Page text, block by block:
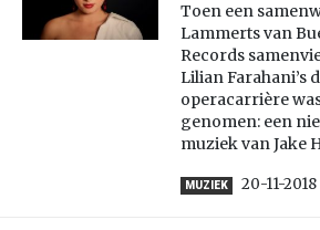
Toen een
Lammerts van
Records
Lilian Farahani’s
operacarrière
genomen: een
muziek van Jake
MUZIEK 20-11-2018